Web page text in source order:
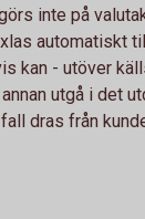
inte på
automatiskt
kan - utöver
utgå i det
dras från